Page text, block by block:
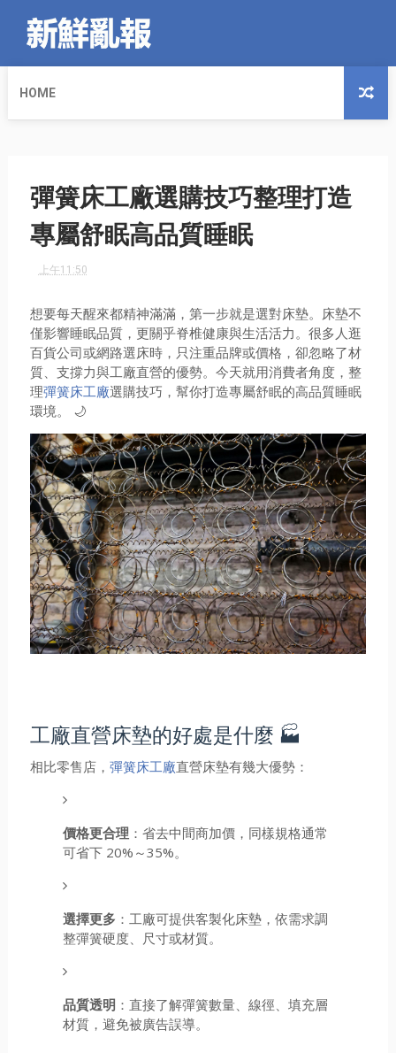
HOME
彈簧床工廠選購技巧整理打造
專屬舒眠高品質睡眠
上午11:50
想要每天醒來都精神滿滿，第一步就是選對床墊。床墊不
僅影響睡眠品質，更關乎脊椎健康與生活活力。很多人逛
百貨公司或網路選床時，只注重品牌或價格，卻忽略了材
質、支撐力與工廠直營的優勢。今天就用消費者角度，整
理彈簧床工廠選購技巧，幫你打造專屬舒眠的高品質睡眠
環境。 🌙
工廠直營床墊的好處是什麼 🏭
相比零售店， 彈簧床工廠直營床墊有幾大優勢：
價格更合理 ：省去中間商加價，同樣規格通常
可省下 20%～35%。
選擇更多 ：工廠可提供客製化床墊，依需求調
整彈簧硬度、尺寸或材質。
品質透明 ：直接了解彈簧數量、線徑、填充層
材質，避免被廣告誤導。